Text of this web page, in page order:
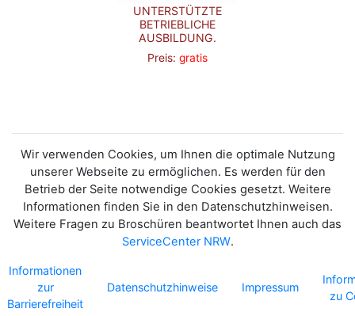
UNTERSTÜTZTE
BETRIEBLICHE
AUSBILDUNG.
Preis: gratis
Wir verwenden Cookies, um Ihnen die optimale Nutzung
unserer Webseite zu ermöglichen. Es werden für den
Betrieb der Seite notwendige Cookies gesetzt. Weitere
Informationen finden Sie in den Datenschutzhinweisen.
Weitere Fragen zu Broschüren beantwortet Ihnen auch das
ServiceCenter NRW.
Informationen
zur
Barrierefreiheit
Datenschutzhinweise Impressum
zu